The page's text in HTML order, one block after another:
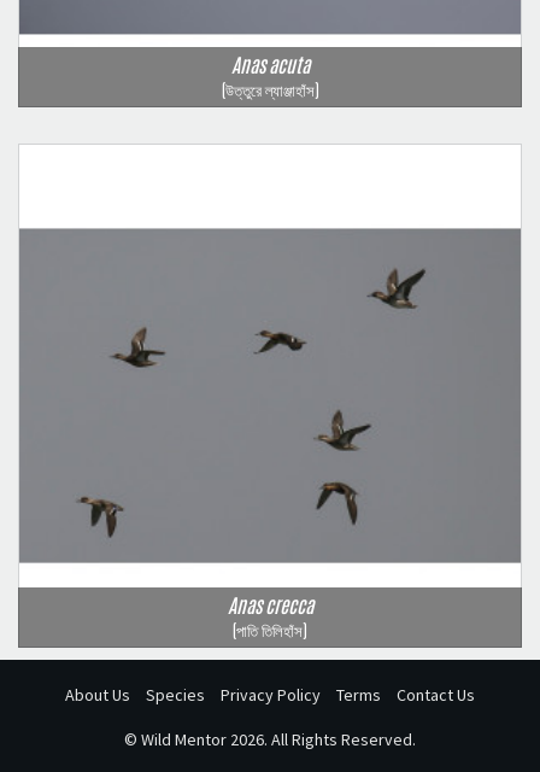
Anas acuta
(উত্তুরে ল্যাঞ্জাহাঁস)
Anas crecca
(পাতি তিলিহাঁস)
About Us Species Privacy Policy Terms Contact Us
© Wild Mentor 2026. All Rights Reserved.